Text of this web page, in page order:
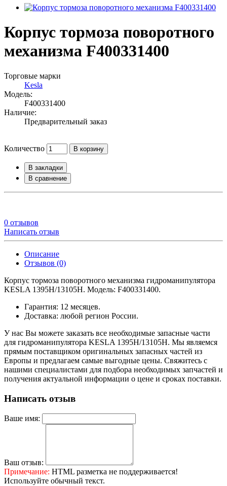
Корпус тормоза поворотного
механизма F400331400
Торговые марки
Kesla
Модель:
F400331400
Наличие:
Предварительный заказ
Количество В корзину
В закладки
В сравнение
0 отзывов
Написать отзыв
Описание
Отзывов (0)
Корпус тормоза поворотного механизма гидроманипулятора
KESLA 1395H/13105H. Модель: F400331400.
Гарантия: 12 месяцев.
Доставка: любой регион России.
У нас Вы можете заказать все необходимые запасные части
для гидроманипулятора KESLA 1395H/13105H. Мы являемся
прямым поставщиком оригинальных запасных частей из
Европы и предлагаем самые выгодные цены. Свяжитесь с
нашими специалистами для подбора необходимых запчастей и
получения актуальной информации о цене и сроках поставки.
Написать отзыв
Ваше имя:
Ваш отзыв:
Примечание: HTML разметка не поддерживается!
Используйте обычный текст.